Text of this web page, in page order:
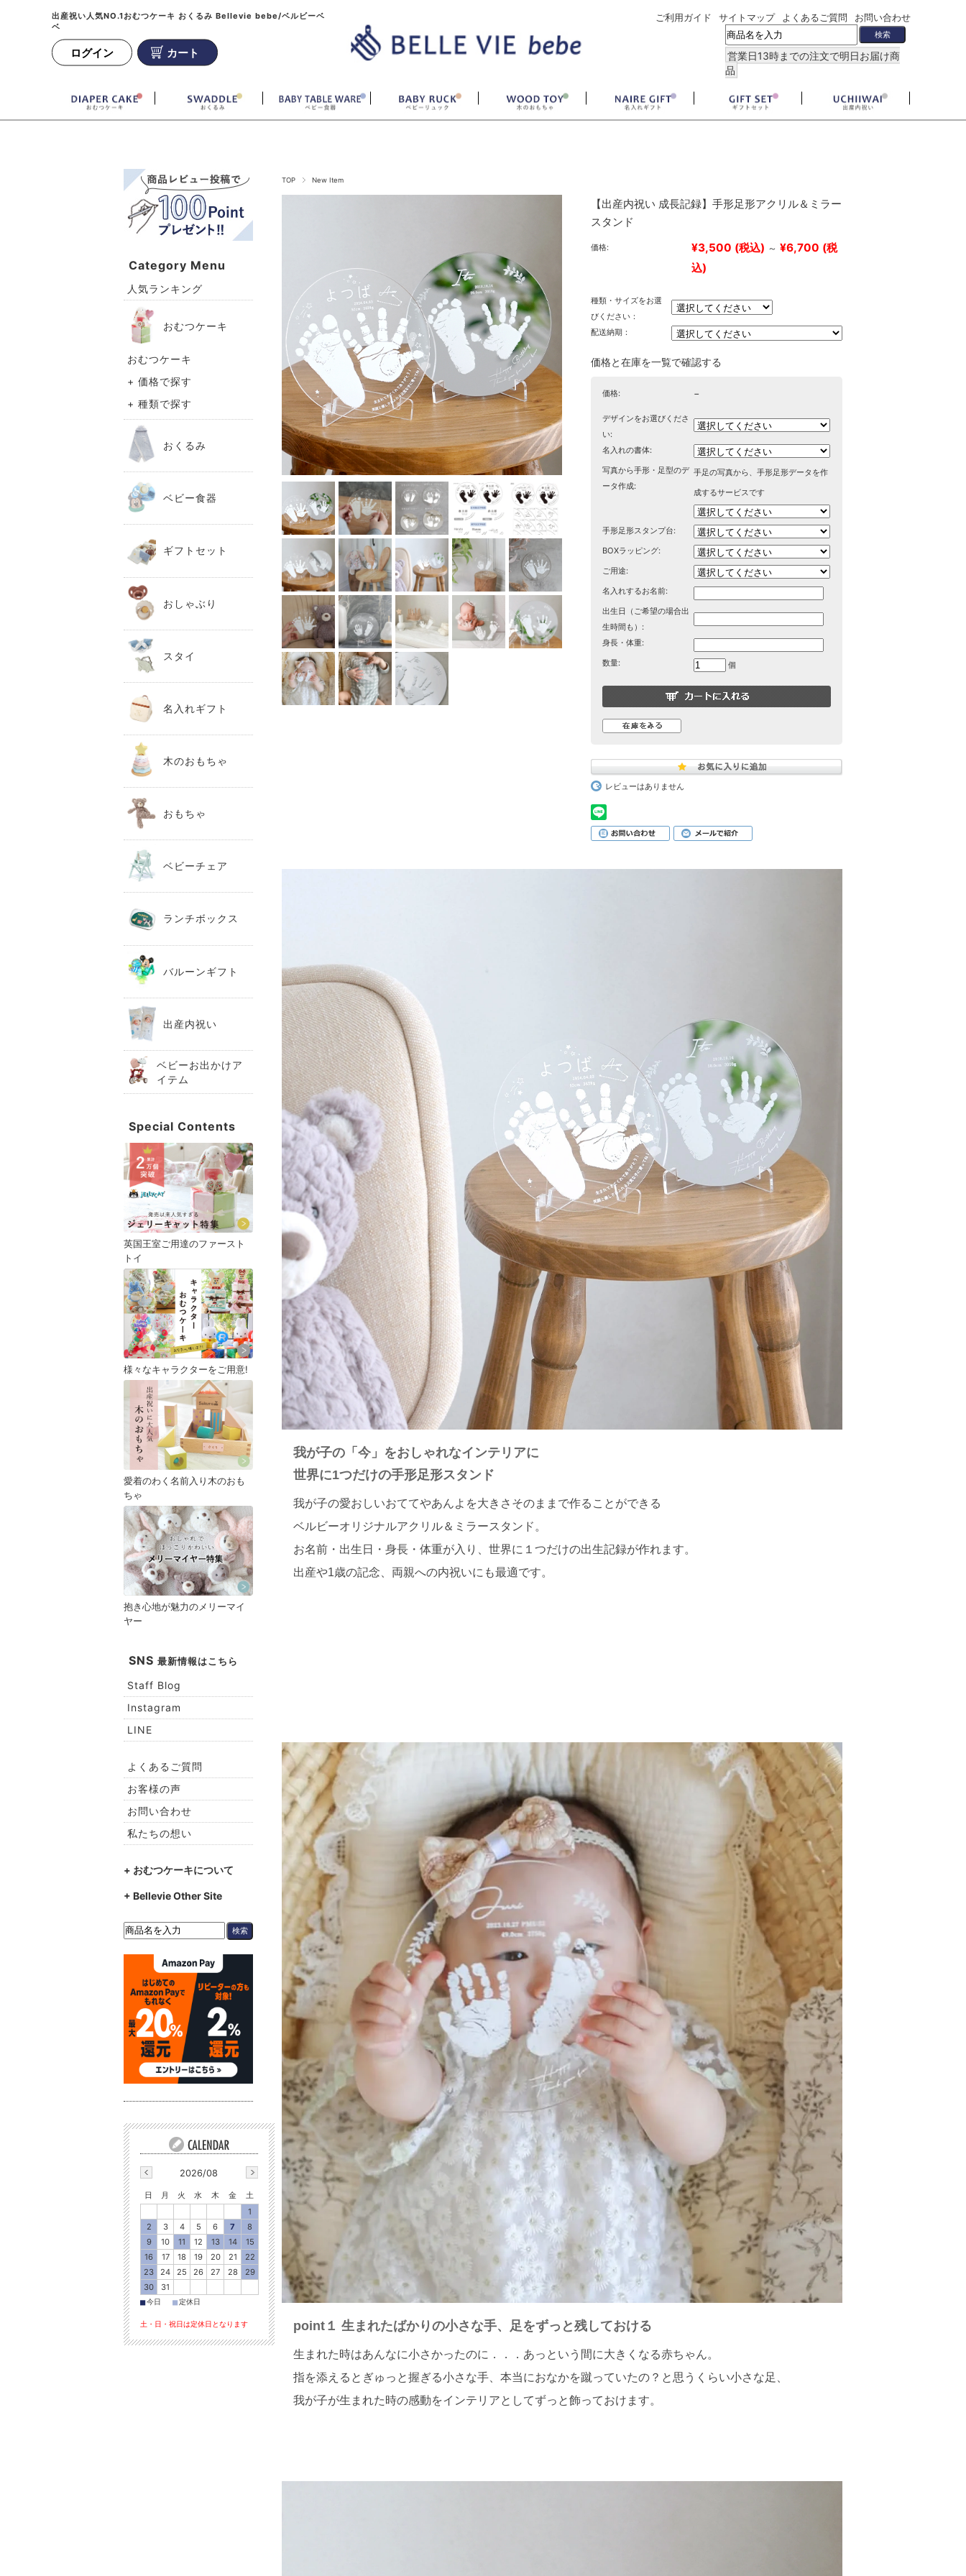
出産祝い人気NO.1おむつケーキ おくるみ Bellevie bebe/ベルビーベ
ベ
ログイン カート
ご利用ガイド サイトマップ よくあるご質問 お問い合わせ
営業日13時までの注文で明日お届け商
品
TOP New Item
【出産内祝い 成長記録】手形足形アクリル＆ミラー
スタンド
価格: ¥3,500 (税込) ～ ¥6,700 (税
込)
種類・サイズをお選
びください：
配送納期：
価格と在庫を一覧で確認する
価格: −
デザインをお選びくださ
い:
名入れの書体:
写真から手形・足型のデ
ータ作成:
手足の写真から、手形足形データを作
成するサービスです
手形足形スタンプ台:
BOXラッピング:
ご用途:
名入れするお名前:
出生日（ご希望の場合出
生時間も）:
身長・体重:
数量:
個
レビューはありません
我が子の「今」をおしゃれなインテリアに
世界に1つだけの手形足形スタンド
我が子の愛おしいおててやあんよを大きさそのままで作ることができる
ベルビーオリジナルアクリル＆ミラースタンド。
お名前・出生日・身長・体重が入り、世界に１つだけの出生記録が作れます。
出産や1歳の記念、両親への内祝いにも最適です。
point１ 生まれたばかりの小さな手、足をずっと残しておける
生まれた時はあんなに小さかったのに．．．あっという間に大きくなる赤ちゃん。
指を添えるとぎゅっと握ぎる小さな手、本当におなかを蹴っていたの？と思うくらい小さな足、
我が子が生まれた時の感動をインテリアとしてずっと飾っておけます。
Category Menu
人気ランキング
おむつケーキ
おむつケーキ
+ 価格で探す
+ 種類で探す
おくるみ
ベビー食器
ギフトセット
おしゃぶり
スタイ
名入れギフト
木のおもちゃ
おもちゃ
ベビーチェア
ランチボックス
バルーンギフト
出産内祝い
ベビーお出かけア
イテム
Special Contents
英国王室ご用達のファースト
トイ
様々なキャラクターをご用意!
愛着のわく名前入り木のおも
ちゃ
抱き心地が魅力のメリーマイ
ヤー
SNS 最新情報はこちら
Staff Blog
Instagram
LINE
よくあるご質問
お客様の声
お問い合わせ
私たちの想い
+ おむつケーキについて
+ Bellevie Other Site
2026/08
日 月 火 水 木 金
土
1
2
3 4 5 6 7
8
9
10 11 12 13 14
15
16
17 18 19 20 21
22
23
24 25 26 27 28
29
30
31
■今日 ■定休日
土・日・祝日は定休日となります